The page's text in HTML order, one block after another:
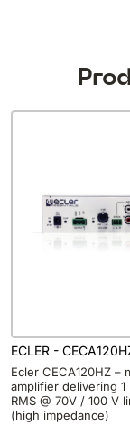
ECLER -
Ecler CECA120HZ –
amplifier delivering 1
RMS @ 70V / 100 V
(high impedance)